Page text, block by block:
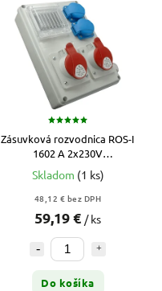
Zásuvková rozvodnica ROS-I
1602 A 2x230V
1x16A+1x32A/400V 4P
neistená
Skladom (1 ks)
48,12 € bez DPH
59,19 € / ks
Do košíka